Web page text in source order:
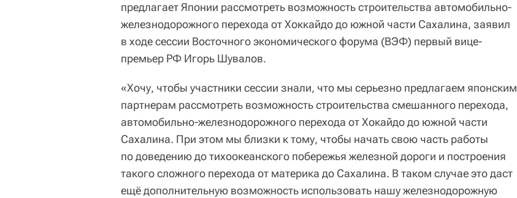
предлагает Японии рассмотреть возможность строительства автомобильно-
железнодорожного перехода от Хоккайдо до южной части Сахалина, заявил
в ходе сессии Восточного экономического форума (ВЭФ) первый вице-
премьер РФ Игорь Шувалов.
«Хочу, чтобы участники сессии знали, что мы серьезно предлагаем японским
партнерам рассмотреть возможность строительства смешанного перехода,
автомобильно-железнодорожного перехода от Хокайдо до южной части
Сахалина. При этом мы близки к тому, чтобы начать свою часть работы
по доведению до тихоокеанского побережья железной дороги и построения
такого сложного перехода от материка до Сахалина. В таком случае это даст
ещё дополнительную возможность использовать нашу железнодорожную